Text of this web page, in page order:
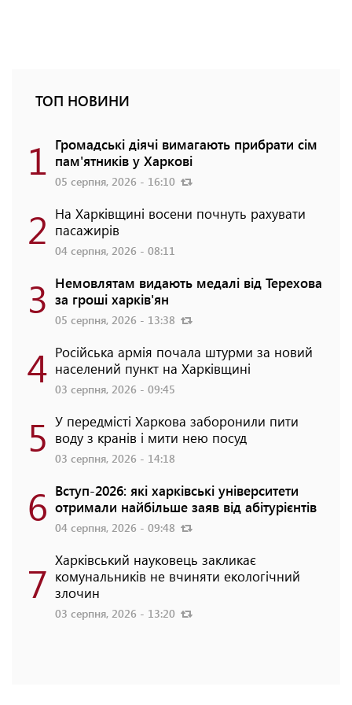
ТОП НОВИНИ
1 Громадські діячі вимагають прибрати сім
пам'ятників у Харкові
05 серпня, 2026 - 16:10
2 На Харківщині восени почнуть рахувати
пасажирів
04 серпня, 2026 - 08:11
3 Немовлятам видають медалі від Терехова
за гроші харків'ян
05 серпня, 2026 - 13:38
4 Російська армія почала штурми за новий
населений пункт на Харківщині
03 серпня, 2026 - 09:45
5 У передмісті Харкова заборонили пити
воду з кранів і мити нею посуд
03 серпня, 2026 - 14:18
6 Вступ-2026: які харківські університети
отримали найбільше заяв від абітурієнтів
04 серпня, 2026 - 09:48
7 Харківський науковець закликає
комунальників не вчиняти екологічний
злочин
03 серпня, 2026 - 13:20